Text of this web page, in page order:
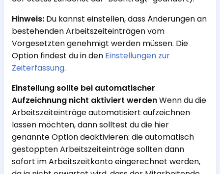
Hinweis: Du kannst einstellen, dass Änderungen an
bestehenden Arbeitszeiteinträgen vom
Vorgesetzten genehmigt werden müssen. Die
Option findest du in den Einstellungen zur
Zeiterfassung.
Einstellung sollte bei automatischer
Aufzeichnung nicht aktiviert werdenWenn du die
Arbeitszeiteinträge automatisiert aufzeichnen
lassen möchten, dann solltest du die hier
genannte Option deaktivieren: die automatisch
gestoppten Arbeitszeiteinträge sollten dann
sofort im Arbeitszeitkonto eingerechnet werden,